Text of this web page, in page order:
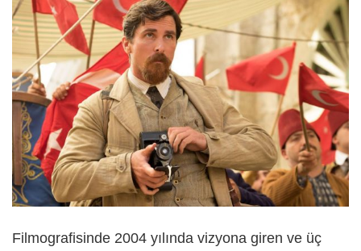
Filmografisinde 2004 yılında vizyona giren ve üç